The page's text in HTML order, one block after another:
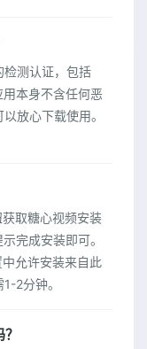
检测认证，包括
本身不含任何恶
放心下载使用。
取糖心视频安装
完成安装即可。
允许安装来自此
2分钟。